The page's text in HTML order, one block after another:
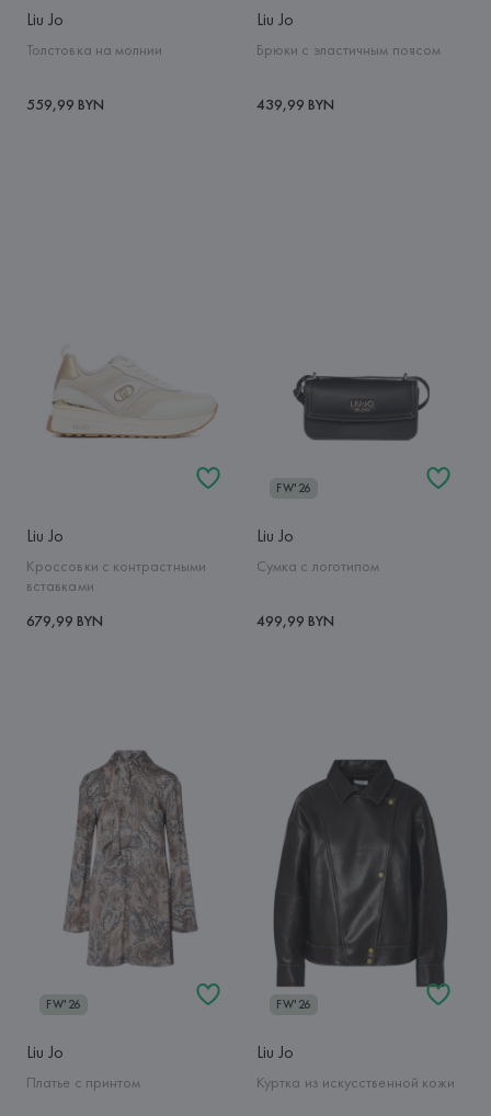
Liu Jo
Толстовка на молнии
559,99 BYN
Liu Jo
Брюки с эластичным поясом
439,99 BYN
Liu Jo
Кроссовки с контрастными
вставками
679,99 BYN
FW'26
Liu Jo
Сумка с логотипом
499,99 BYN
FW'26
Liu Jo
Платье с принтом
FW'26
Liu Jo
Куртка из искусственной кожи